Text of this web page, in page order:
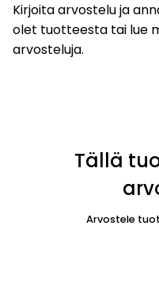
Kirjoita arvostelu ja
olet tuotteesta tai lue
arvosteluja.
Tällä
Arvostele